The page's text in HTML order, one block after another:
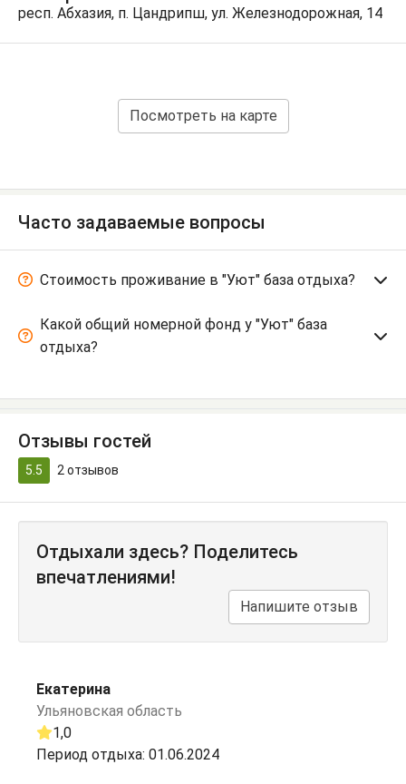
респ. Абхазия, п. Цандрипш, ул. Железнодорожная, 14
Посмотреть на карте
Часто задаваемые вопросы
Стоимость проживание в "Уют" база отдыха?
Какой общий номерной фонд у "Уют" база
отдыха?
Отзывы гостей
5.5 2 отзывов
Отдыхали здесь? Поделитесь
впечатлениями!
Напишите отзыв
Екатерина
Ульяновская область
1,0
Период отдыха: 01.06.2024